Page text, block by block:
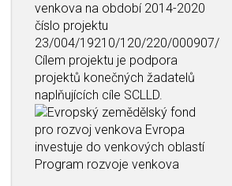
venkova na období 2014-2020
číslo projektu
23/004/19210/120/220/000907/
Cílem projektu je podpora
projektů konečných žadatelů
naplňujících cíle SCLLD.